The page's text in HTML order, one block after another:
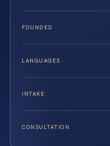
FOUNDED
LANGUAGES
INTAKE
CONSULTATION